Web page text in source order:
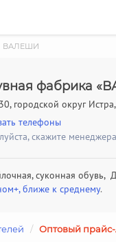
ВАЛЕШИ
фабрика
городской округ
телефоны
скажите
суконная
ближе к среднему.
/ Оптовый прайс-